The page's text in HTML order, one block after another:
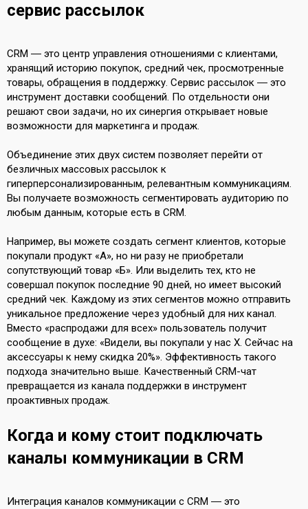
сервис рассылок
CRM ― это центр управления отношениями с клиентами,
хранящий историю покупок, средний чек, просмотренные
товары, обращения в поддержку. Сервис рассылок ― это
инструмент доставки сообщений. По отдельности они
решают свои задачи, но их синергия открывает новые
возможности для маркетинга и продаж.
Объединение этих двух систем позволяет перейти от
безличных массовых рассылок к
гиперперсонализированным, релевантным коммуникациям.
Вы получаете возможность сегментировать аудиторию по
любым данным, которые есть в CRM.
Например, вы можете создать сегмент клиентов, которые
покупали продукт «А», но ни разу не приобретали
сопутствующий товар «Б». Или выделить тех, кто не
совершал покупок последние 90 дней, но имеет высокий
средний чек. Каждому из этих сегментов можно отправить
уникальное предложение через удобный для них канал.
Вместо «распродажи для всех» пользователь получит
сообщение в духе: «Видели, вы покупали у нас X. Сейчас на
аксессуары к нему скидка 20%». Эффективность такого
подхода значительно выше. Качественный CRM-чат
превращается из канала поддержки в инструмент
проактивных продаж.
Когда и кому стоит подключать
каналы коммуникации в CRM
Интеграция каналов коммуникации с CRM ― это